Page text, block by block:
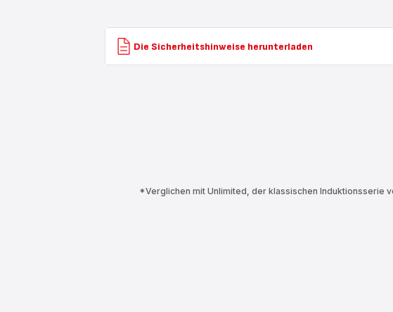
Die Sicherheitshinweise herunterladen
*Verglichen mit Unlimited, der klassischen Induktionsserie